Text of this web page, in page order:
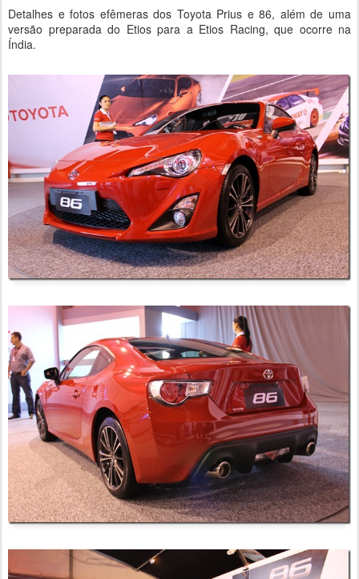
Detalhes e fotos efêmeras dos Toyota Prius e 86, além de uma
versão preparada do Etios para a Etios Racing, que ocorre na
Índia.